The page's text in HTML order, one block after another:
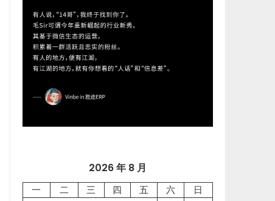
2026 年 8 月
一 二 三 四 五 六
日